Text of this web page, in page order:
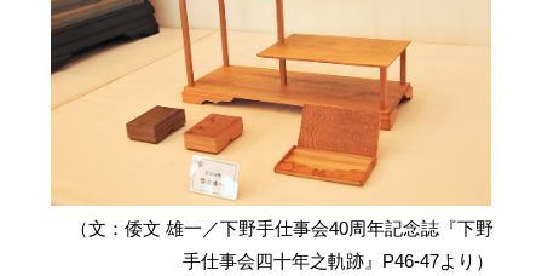
（文：倭文 雄一／下野手仕事会40周年記念誌『下野
手仕事会四十年之軌跡』P46-47より）